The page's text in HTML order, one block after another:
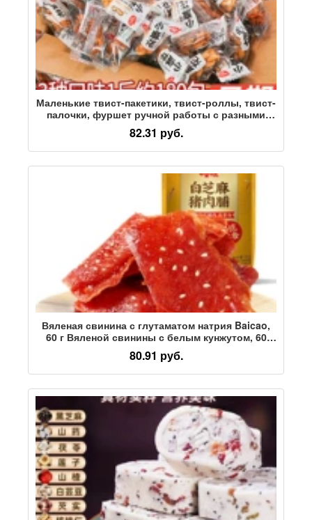
Маленькие твист-пакетики, твист-роллы, твист-
палочки, фуршет ручной работы с разными
вкусами, послеобеденный чай, легкие закуски,
закуски оптом
82.31 руб.
Вяленая свинина с глутаматом натрия Baicao,
60 г Вяленой свинины с белым кунжутом, 60
г/100 г закусок из свинины, Вяленое вяленое
мясо
80.91 руб.